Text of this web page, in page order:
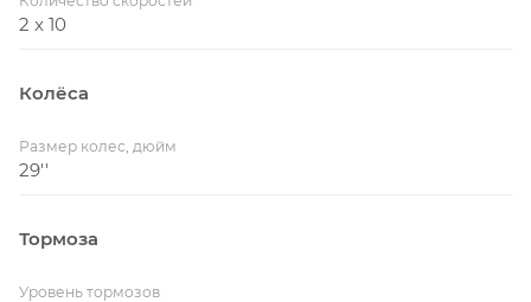
2 x 10
Колёса
Размер колес, дюйм
29''
Тормоза
Уровень тормозов